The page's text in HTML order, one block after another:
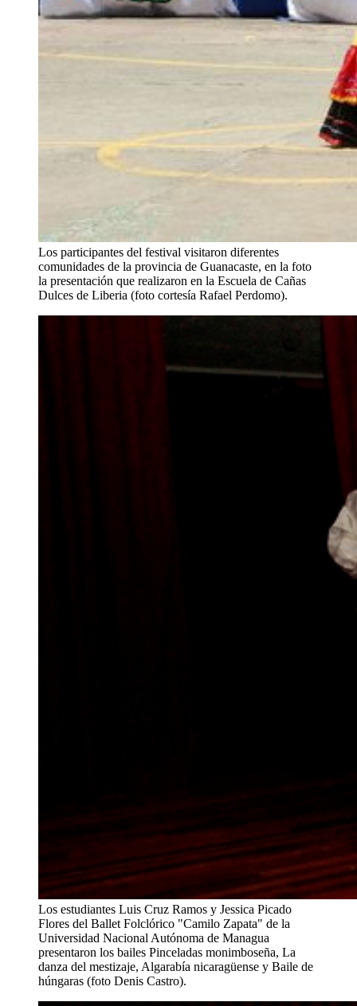
Los participantes del festival visitaron diferentes
comunidades de la provincia de Guanacaste, en la foto
la presentación que realizaron en la Escuela de Cañas
Dulces de Liberia (foto cortesía Rafael Perdomo).
Los estudiantes Luis Cruz Ramos y Jessica Picado
Flores del Ballet Folclórico "Camilo Zapata" de la
Universidad Nacional Autónoma de Managua
presentaron los bailes Pinceladas monimboseña, La
danza del mestizaje, Algarabía nicaragüense y Baile de
húngaras (foto Denis Castro).